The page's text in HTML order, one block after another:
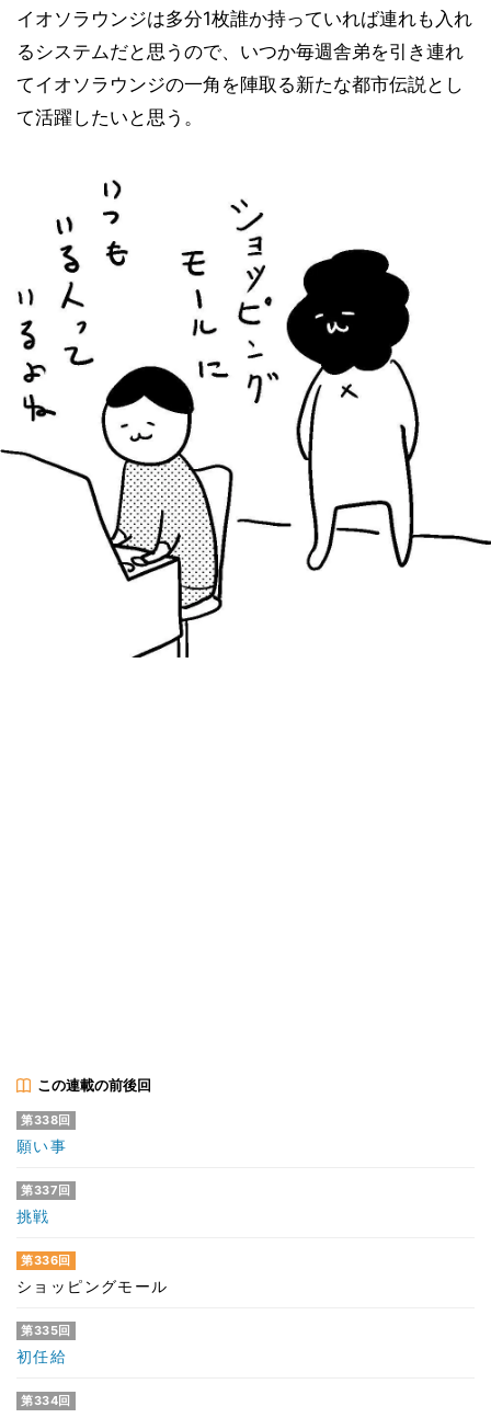
イオソラウンジは多分1枚誰か持っていれば連れも入れ
るシステムだと思うので、いつか毎週舎弟を引き連れ
てイオソラウンジの一角を陣取る新たな都市伝説とし
て活躍したいと思う。
この連載の前後回
第338回
願い事
第337回
挑戦
第336回
ショッピングモール
第335回
初任給
第334回